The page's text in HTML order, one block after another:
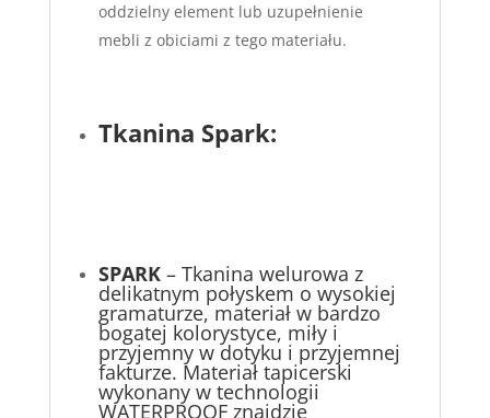
oddzielny element lub uzupełnienie
mebli z obiciami z tego materiału.
Tkanina Spark:
SPARK– Tkanina welurowa z
delikatnym połyskem o wysokiej
gramaturze, materiał w bardzo
bogatej kolorystyce, miły i
przyjemny w dotyku i przyjemnej
fakturze. Materiał tapicerski
wykonany w technologii
WATERPROOF znajdzie